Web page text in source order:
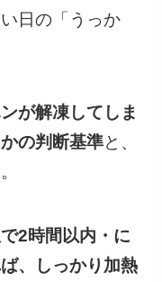
日の「うっか
が解凍してしま
の判断基準と、
2時間以内・に
、しっかり加熱